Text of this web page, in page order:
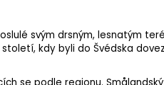
svým drsným, lesnatým
století, kdy byli do Švédska